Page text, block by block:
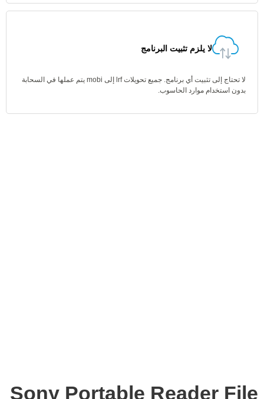
لا يلزم تثبيت البرنامج
لا تحتاج إلى تثبيت أي برنامج. جميع تحويلات lrf إلى mobi يتم عملها في السحابة
بدون استخدام موارد الحاسوب.
Sony Portable Reader File